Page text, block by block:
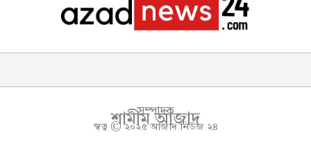
সম্পাদক
শামীম আজাদ
স্বত্ব © ২০২৫ আজাদ নিউজ ২৪